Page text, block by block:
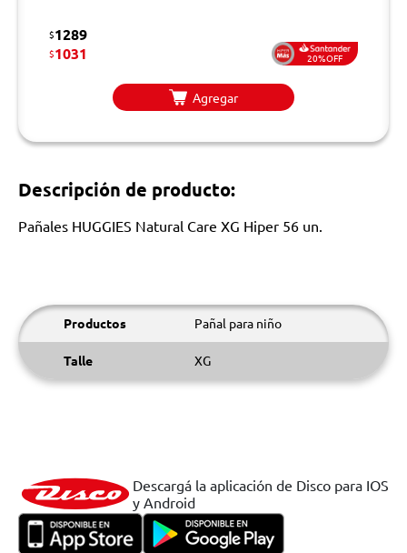
$1289
$1031 20%OFF
Agregar
Descripción de producto:
Pañales HUGGIES Natural Care XG Hiper 56 un.
Productos Pañal para niño
Talle XG
Descargá la aplicación de Disco para IOS
y Android